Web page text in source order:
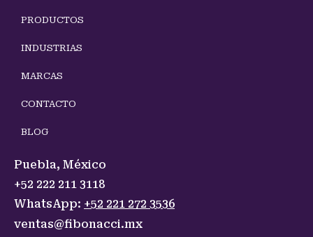
PRODUCTOS
INDUSTRIAS
MARCAS
CONTACTO
BLOG
Puebla, México
+52 222 211 3118
WhatsApp: +52 221 272 3536
ventas@fibonacci.mx